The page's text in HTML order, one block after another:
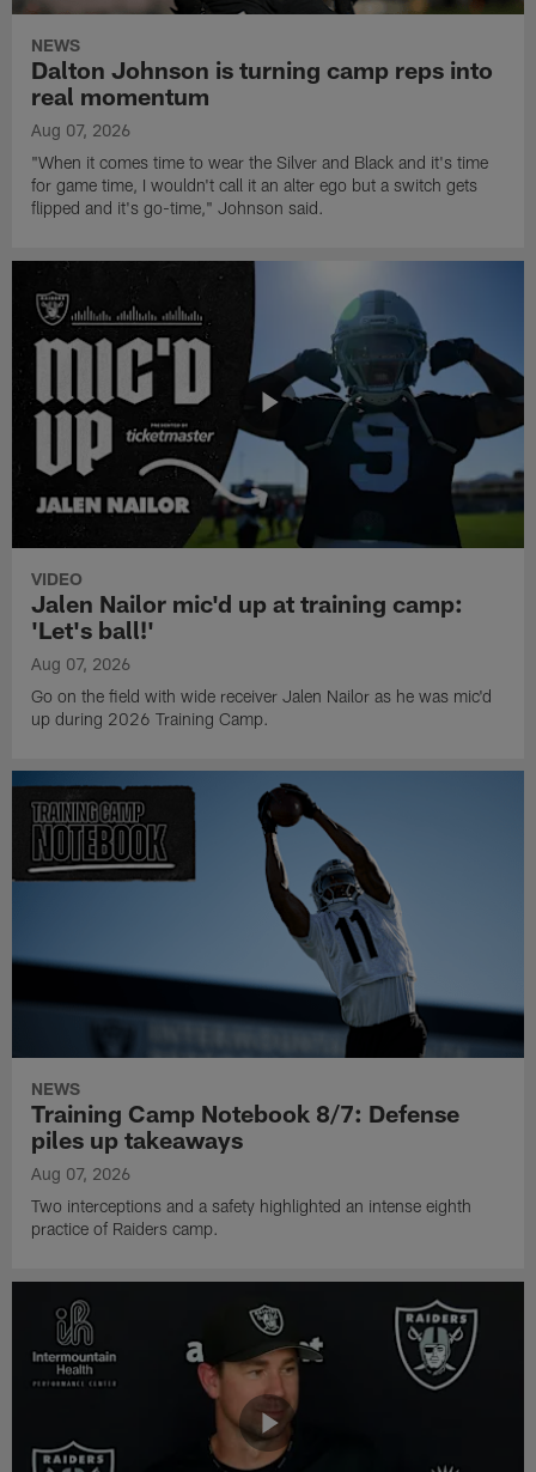
NEWS
Dalton Johnson is turning camp reps into
real momentum
Aug 07, 2026
"When it comes time to wear the Silver and Black and it's time
for game time, I wouldn't call it an alter ego but a switch gets
flipped and it's go-time," Johnson said.
VIDEO
Jalen Nailor mic'd up at training camp:
'Let's ball!'
Aug 07, 2026
Go on the field with wide receiver Jalen Nailor as he was mic'd
up during 2026 Training Camp.
NEWS
Training Camp Notebook 8/7: Defense
piles up takeaways
Aug 07, 2026
Two interceptions and a safety highlighted an intense eighth
practice of Raiders camp.